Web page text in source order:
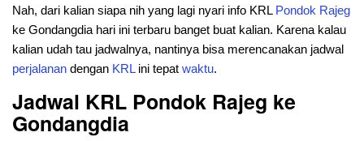
Nah, dari kalian siapa nih yang lagi nyari info KRL Pondok Rajeg
ke Gondangdia hari ini terbaru banget buat kalian. Karena kalau
kalian udah tau jadwalnya, nantinya bisa merencanakan jadwal
perjalanan dengan KRLini tepat waktu.
Jadwal KRL Pondok Rajeg ke
Gondangdia